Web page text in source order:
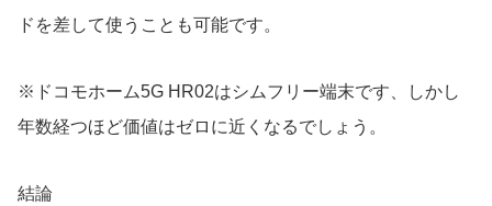
ドを差して使うことも可能です。
※ドコモホーム5G HR02はシムフリー端末です、しかし
年数経つほど価値はゼロに近くなるでしょう。
結論